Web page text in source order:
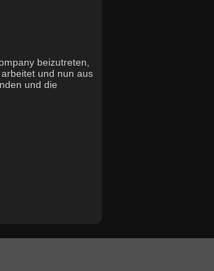
beizutreten,
und nun aus
und die